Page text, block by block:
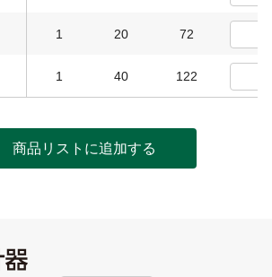
1 20 72
1 40 122
商品リストに追加する